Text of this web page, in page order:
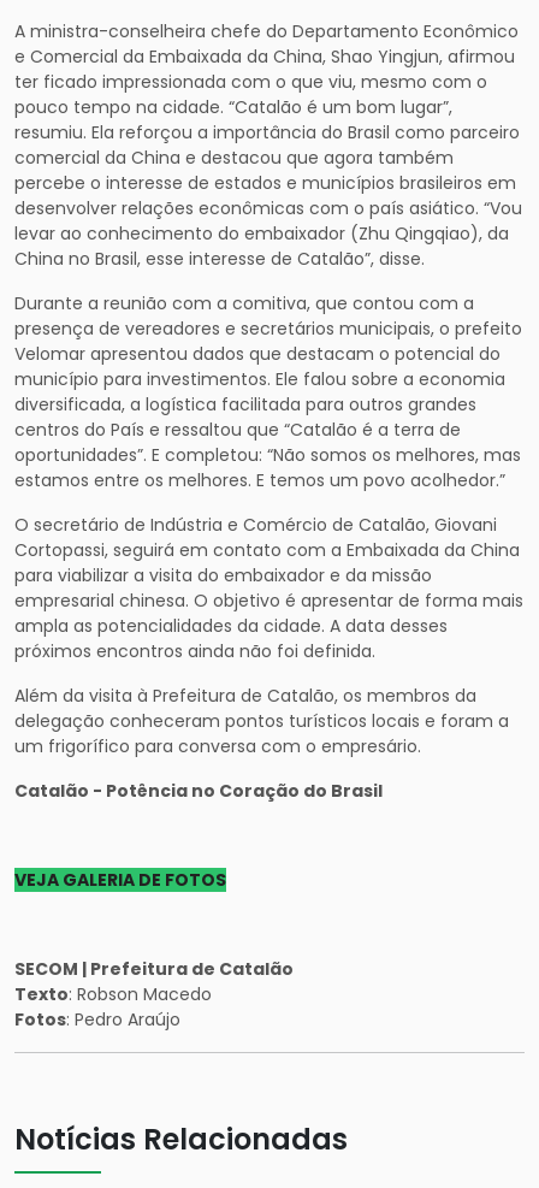
A ministra-conselheira chefe do Departamento Econômico
e Comercial da Embaixada da China, Shao Yingjun, afirmou
ter ficado impressionada com o que viu, mesmo com o
pouco tempo na cidade. “Catalão é um bom lugar”,
resumiu. Ela reforçou a importância do Brasil como parceiro
comercial da China e destacou que agora também
percebe o interesse de estados e municípios brasileiros em
desenvolver relações econômicas com o país asiático. “Vou
levar ao conhecimento do embaixador (Zhu Qingqiao), da
China no Brasil, esse interesse de Catalão”, disse.
Durante a reunião com a comitiva, que contou com a
presença de vereadores e secretários municipais, o prefeito
Velomar apresentou dados que destacam o potencial do
município para investimentos. Ele falou sobre a economia
diversificada, a logística facilitada para outros grandes
centros do País e ressaltou que “Catalão é a terra de
oportunidades”. E completou: “Não somos os melhores, mas
estamos entre os melhores. E temos um povo acolhedor.”
O secretário de Indústria e Comércio de Catalão, Giovani
Cortopassi, seguirá em contato com a Embaixada da China
para viabilizar a visita do embaixador e da missão
empresarial chinesa. O objetivo é apresentar de forma mais
ampla as potencialidades da cidade. A data desses
próximos encontros ainda não foi definida.
Além da visita à Prefeitura de Catalão, os membros da
delegação conheceram pontos turísticos locais e foram a
um frigorífico para conversa com o empresário.
Catalão - Potência no Coração do Brasil
VEJA GALERIA DE FOTOS
SECOM | Prefeitura de Catalão
Texto: Robson Macedo
Fotos: Pedro Araújo
Notícias Relacionadas